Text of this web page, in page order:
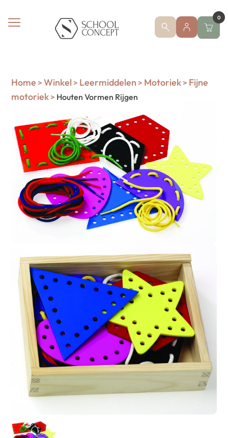
0
Home > Winkel > Leermiddelen > Motoriek> Fijne
motoriek> Houten Vormen Rijgen